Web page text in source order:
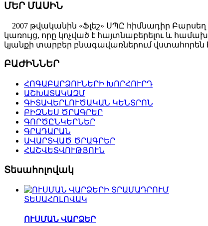
ՄԵՐ ՄԱՍԻՆ
2007 թվականին «Ֆլեշ» ՍՊԸ հիմնադիր
կառույց, որը կոչված է հայտնաբերելու և
կյանքի տարբեր բնագավառներում
ԲԱԺԻՆՆԵՐ
ՀՈԳԱԲԱՐՁՈՒՆԵՐԻ ԽՈՐՀՈՒՐԴ
ԱՇԽԱՏԱԿԱԶՄ
ԳԻՏԱՎԵՐԼՈՒԾԱԿԱՆ ԿԵՆՏՐՈՆ
ԲԻԶՆԵՍ ԾՐԱԳՐԵՐ
ԳՈՐԾԸՆԿԵՐՆԵՐ
ԳՐԱԴԱՐԱՆ
ԱՎԱՐՏՎԱԾ ԾՐԱԳՐԵՐ
ՀԱՇՎԵՏՎՈՒԹՅՈՒՆ
Տեսահոլովակ
ՏԵՍԱՀՈԼՈՎԱԿ
ՈՒՍՄԱՆ ՎԱՐՁԵՐ